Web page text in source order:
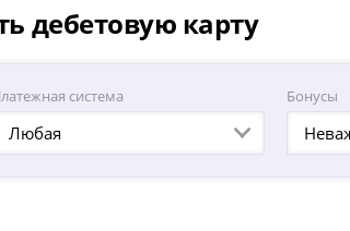
дебетовую карту
система
Любая
Бонусы